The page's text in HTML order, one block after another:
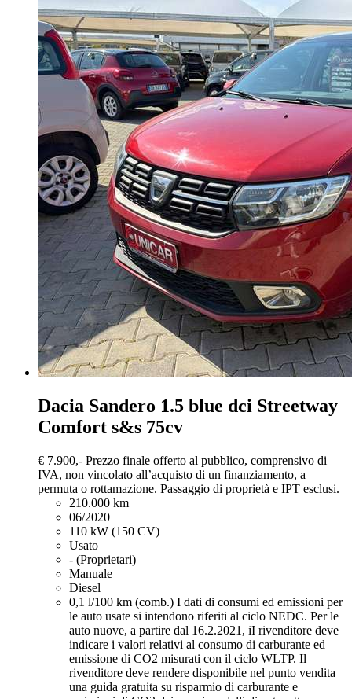
Dacia Sandero 1.5 blue dci Streetway
Comfort s&s 75cv
€ 7.900,- Prezzo finale offerto al pubblico, comprensivo di
IVA, non vincolato all’acquisto di un finanziamento, a
permuta o rottamazione. Passaggio di proprietà e IPT esclusi.
210.000 km
06/2020
110 kW (150 CV)
Usato
- (Proprietari)
Manuale
Diesel
0,1 l/100 km (comb.) I dati di consumi ed emissioni per
le auto usate si intendono riferiti al ciclo NEDC. Per le
auto nuove, a partire dal 16.2.2021, iI rivenditore deve
indicare i valori relativi al consumo di carburante ed
emissione di CO2 misurati con il ciclo WLTP. Il
rivenditore deve rendere disponibile nel punto vendita
una guida gratuita su risparmio di carburante e